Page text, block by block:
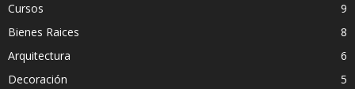
Cursos
9
Bienes Raices
8
Arquitectura
6
Decoración
5